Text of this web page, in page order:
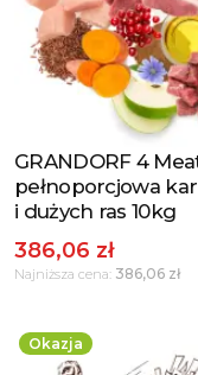
Zobacz produkt
GRANDORF 4
pełnoporcjowa
i dużych ras 10kg
386,06 zł
Najniższa cena: 386,06 zł
Okazja